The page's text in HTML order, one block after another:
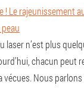
! Le rajeunissement
laser n’est plus
chacun peut
vécues. Nous